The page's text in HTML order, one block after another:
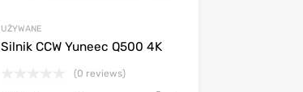
UŻYWANE
Silnik CCW Yuneec Q500 4K
(0 reviews)